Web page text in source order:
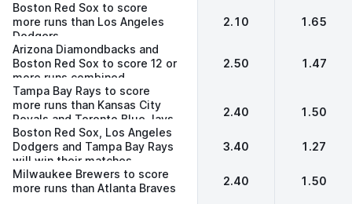
Boston Red Sox to score
more runs than Los Angeles
Dodgers
2.10 1.65
Arizona Diamondbacks and
Boston Red Sox to score 12 or
more runs combined
2.50 1.47
Tampa Bay Rays to score
more runs than Kansas City
Royals and Toronto Blue Jays
combined
2.40
1.50
Boston Red Sox, Los Angeles
Dodgers and Tampa Bay Rays
will win their matches
3.40 1.27
Milwaukee Brewers to score
more runs than Atlanta Braves
2.40 1.50